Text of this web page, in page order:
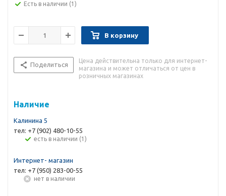
Есть в наличии (1)
В корзину
Поделиться
Цена действительна только для интернет-
магазина и может отличаться от цен в
розничных магазинах
Наличие
Калинина 5
тел: +7 (902) 480-10-55
Есть в наличии (1)
Интернет- магазин
тел: +7 (950) 283-00-55
Нет в наличии